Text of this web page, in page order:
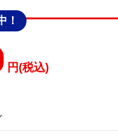
！
円(税込)